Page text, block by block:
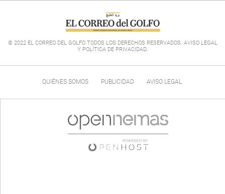
© 2022 EL CORREO DEL GOLFO TODOS LOS DERECHOS RESERVADOS. AVISO LEGAL
Y POLÍTICA DE PRIVACIDAD.
QUIÉNES SOMOS PUBLICIDAD AVISO LEGAL